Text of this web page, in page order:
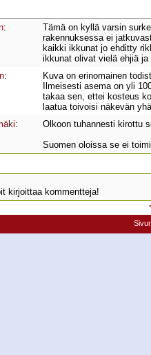
:
Tämä on kyllä varsin
rakennuksessa ei
kaikki ikkunat jo ehditty
ikkunat olivat vielä ehjiä
:
Kuva on erinomainen
Ilmeisesti asema on yli
takaa sen, ettei kosteus
laatua toivoisi näkevän
:
Olkoon tuhannesti kirottu
Suomen oloissa se ei
kirjoittaa kommentteja!